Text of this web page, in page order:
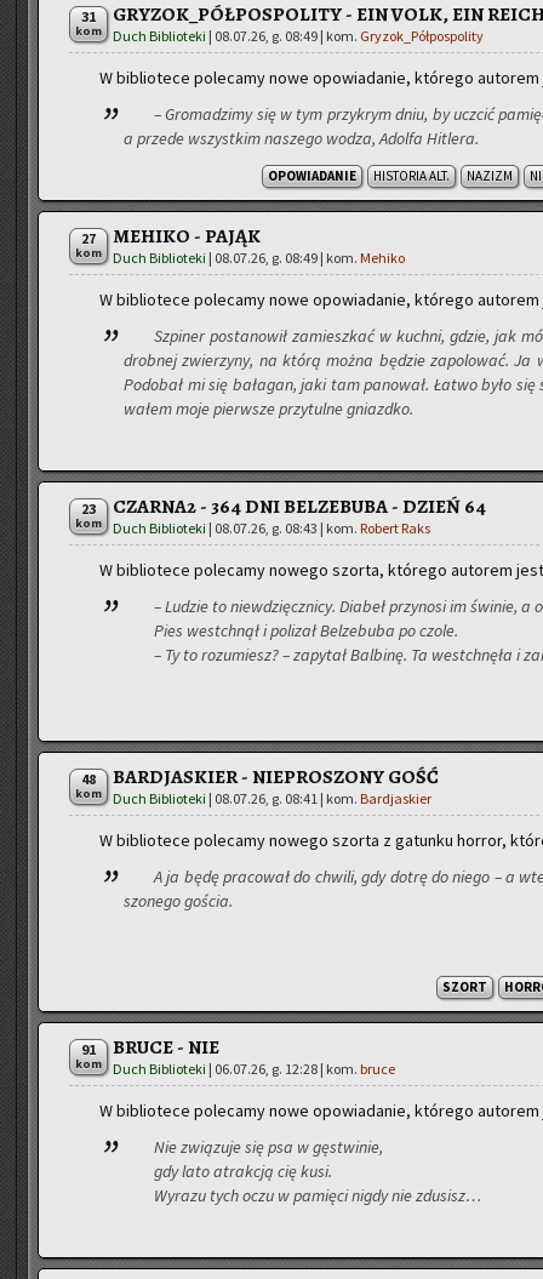
31
kom
GRYZOK_PÓŁPOSPOLITY - EIN VOLK, EIN
Duch Biblioteki | 08.07.26, g. 08:49 | kom. Gryzok_Półpospolity
W bi­blio­te­ce po­le­ca­my nowe opo­wia­da­nie, któ­re­go
– Gro­ma­dzi­my się w tym przy­krym dniu, by uczcić
a przede wszyst­kim na­sze­go wodza, Adol­fa Hi­tle­ra.
OPOWIADANIE HISTORIA ALT. NAZIZM
27
kom
MEHIKO - PAJĄK
Duch Biblioteki | 08.07.26, g. 08:49 | kom. Mehiko
W bi­blio­te­ce po­le­ca­my nowe opo­wia­da­nie, któ­re­go
Szpi­ner po­sta­no­wił za­miesz­kać w kuch­ni, gdzie, jak
drob­nej zwie­rzy­ny, na którą można bę­dzie za­po­lo­wać. Ja
Po­do­bał mi się ba­ła­gan, jaki tam pa­no­wał. Łatwo było
wa­łem moje pierw­sze przy­tul­ne gniazd­ko.
23
kom
CZARNA2 - 364 DNI BELZEBUBA - DZIEŃ 64
Duch Biblioteki | 08.07.26, g. 08:43 | kom. Robert Raks
W bi­blio­te­ce po­le­ca­my no­we­go szor­ta, któ­re­go au­to­rem
– Lu­dzie to nie­wdzięcz­ni­cy. Dia­beł przy­no­si im świ­nie, a
Pies wes­tchnął i po­li­zał Bel­ze­bu­ba po czole.
– Ty to ro­zu­miesz? – za­py­tał Bal­bi­nę. Ta wes­tchnę­ła i
48
kom
BARDJASKIER - NIEPROSZONY GOŚĆ
Duch Biblioteki | 08.07.26, g. 08:41 | kom. Bardjaskier
W bi­blio­te­ce po­le­ca­my no­we­go szor­ta z ga­tun­ku hor­ror,
A ja będę pra­co­wał do chwi­li, gdy dotrę do niego – a
szo­ne­go go­ścia.
SZORT
91
kom
BRUCE - NIE
Duch Biblioteki | 06.07.26, g. 12:28 | kom. bruce
W bi­blio­te­ce po­le­ca­my nowe opo­wia­da­nie, któ­re­go
Nie zwią­zu­je się psa w gę­stwi­nie,
gdy lato atrak­cją cię kusi.
Wy­ra­zu tych oczu w pa­mię­ci nigdy nie zdu­sisz…